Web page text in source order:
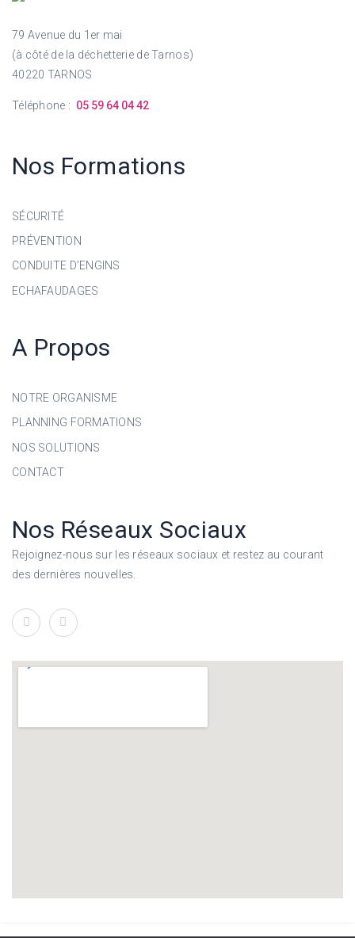
79 Avenue du 1er mai
(à côté de la déchetterie de Tarnos)
40220 TARNOS
Téléphone : 05 59 64 04 42
Nos Formations
SÉCURITÉ
PRÉVENTION
CONDUITE D’ENGINS
ECHAFAUDAGES
A Propos
NOTRE ORGANISME
PLANNING FORMATIONS
NOS SOLUTIONS
CONTACT
Nos Réseaux Sociaux
Rejoignez-nous sur les réseaux sociaux et restez au courant
des dernières nouvelles.